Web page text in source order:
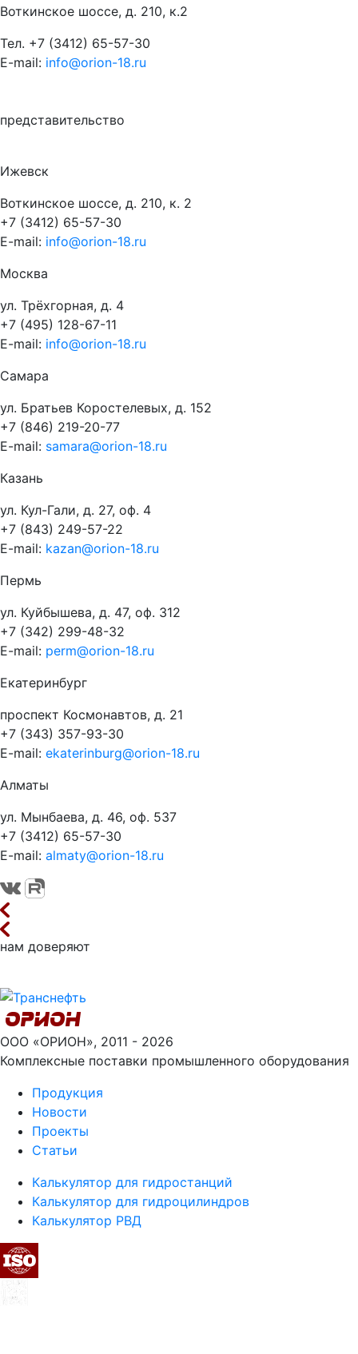
Воткинское шоссе, д. 210, к.2
Тел. +7 (3412) 65-57-30
E-mail: info@orion-18.ru
представительство
Ижевск
Воткинское шоссе, д. 210, к. 2
+7 (3412) 65-57-30
E-mail: info@orion-18.ru
Москва
ул. Трёхгорная, д. 4
+7 (495) 128-67-11
E-mail: info@orion-18.ru
Самара
ул. Братьев Коростелевых, д. 152
+7 (846) 219-20-77
E-mail: samara@orion-18.ru
Казань
ул. Кул-Гали, д. 27, оф. 4
+7 (843) 249-57-22
E-mail: kazan@orion-18.ru
Пермь
ул. Куйбышева, д. 47, оф. 312
+7 (342) 299-48-32
E-mail: perm@orion-18.ru
Екатеринбург
проспект Космонавтов, д. 21
+7 (343) 357-93-30
E-mail: ekaterinburg@orion-18.ru
Алматы
ул. Мынбаева, д. 46, оф. 537
+7 (3412) 65-57-30
E-mail: almaty@orion-18.ru
нам доверяют
ООО «ОРИОН», 2011 - 2026
Комплексные поставки промышленного оборудования
Продукция
Новости
Проекты
Статьи
Калькулятор для гидростанций
Калькулятор для гидроцилиндров
Калькулятор РВД